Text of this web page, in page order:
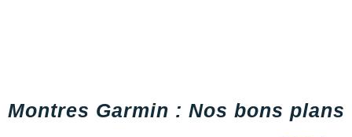
Montres Garmin : Nos bons plans